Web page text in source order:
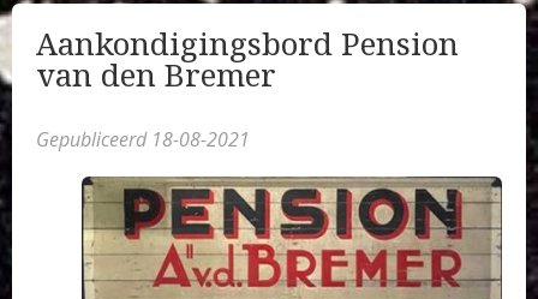
Aankondigingsbord Pension
van den Bremer
Gepubliceerd 18-08-2021